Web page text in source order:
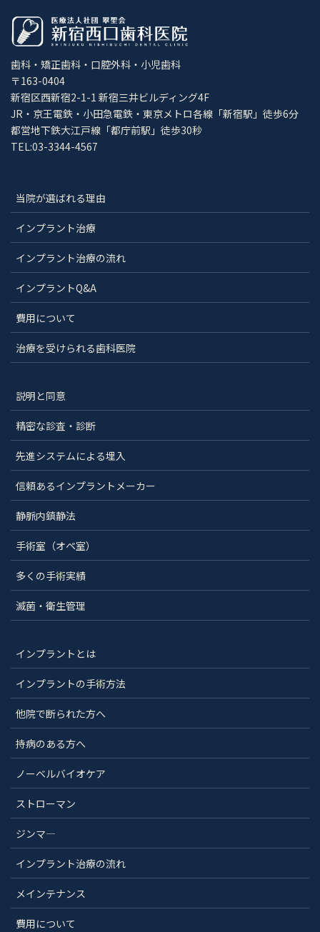
歯科・矯正歯科・口腔外科・小児歯科
〒163-0404
新宿区西新宿2-1-1 新宿三井ビルディング4F
JR・京王電鉄・小田急電鉄・東京メトロ各線「新宿駅」徒歩6分
都営地下鉄大江戸線「都庁前駅」徒歩30秒
TEL:03-3344-4567
当院が選ばれる理由
インプラント治療
インプラント治療の流れ
インプラントQ&A
費用について
治療を受けられる歯科医院
説明と同意
精密な診査・診断
先進システムによる埋入
信頼あるインプラントメーカー
静脈内鎮静法
手術室（オペ室）
多くの手術実績
滅菌・衛生管理
インプラントとは
インプラントの手術方法
他院で断られた方へ
持病のある方へ
ノーベルバイオケア
ストローマン
ジンマ―
インプラント治療の流れ
メインテナンス
費用について